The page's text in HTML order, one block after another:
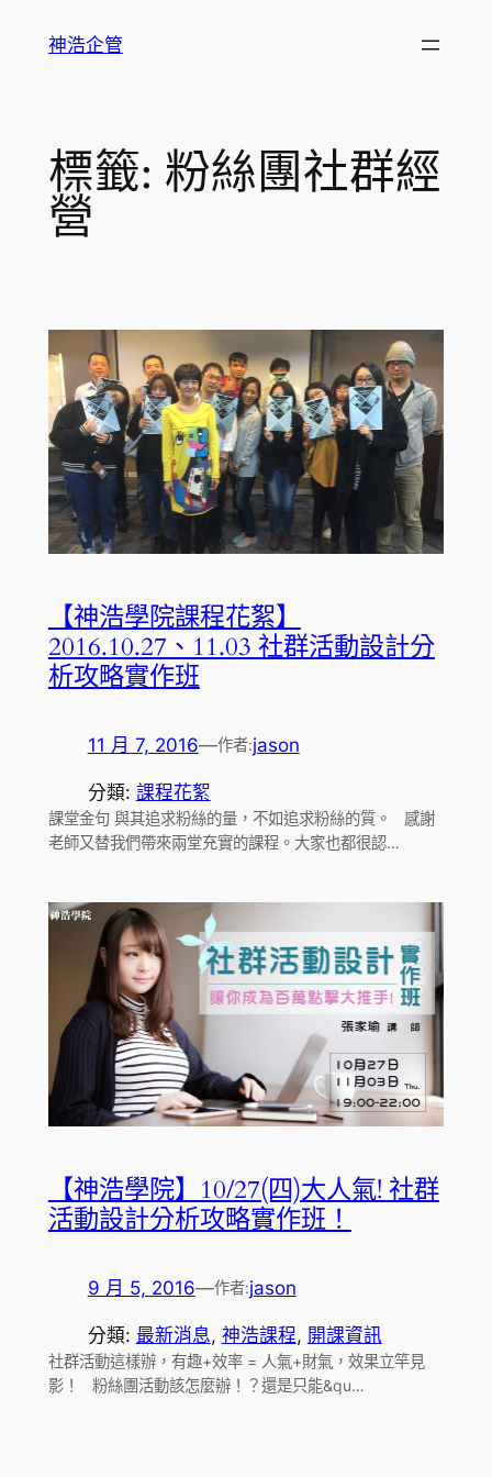
神浩企管
標籤: 粉絲團社群經
營
【神浩學院課程花絮】
2016.10.27、11.03 社群活動設計分
析攻略實作班
11 月 7, 2016—作者:jason
分類: 課程花絮
課堂金句 與其追求粉絲的量，不如追求粉絲的質。 感謝
老師又替我們帶來兩堂充實的課程。大家也都很認…
【神浩學院】10/27(四)大人氣! 社群
活動設計分析攻略實作班！
9 月 5, 2016—作者:jason
分類: 最新消息, 神浩課程, 開課資訊
社群活動這樣辦，有趣+效率 = 人氣+財氣，效果立竿見
影！ 粉絲團活動該怎麼辦！？還是只能&qu…